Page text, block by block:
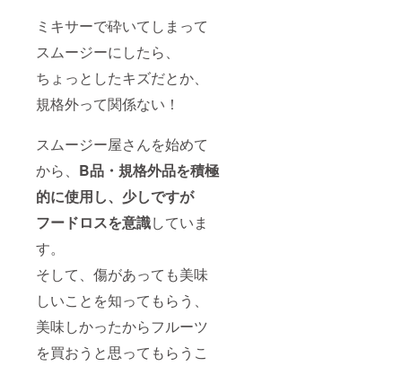
ミキサーで砕いてしまって
スムージーにしたら、
ちょっとしたキズだとか、
規格外って関係ない！
スムージー屋さんを始めて
から、 B品・規格外品を積極
的に使用し、少しですが
フードロスを意識していま
す。
そして、傷があっても美味
しいことを知ってもらう、
美味しかったからフルーツ
を買おうと思ってもらうこ